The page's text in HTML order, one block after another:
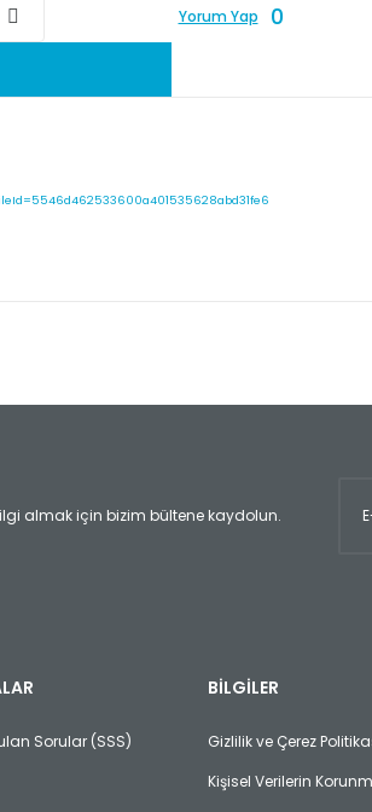
Yorum Yap 0
bulunuyor.
almak için bizim bültene kaydolun.
Sorular (SSS)
BİLGİLER
Gizlilik ve Çerez
Kişisel Verilerin